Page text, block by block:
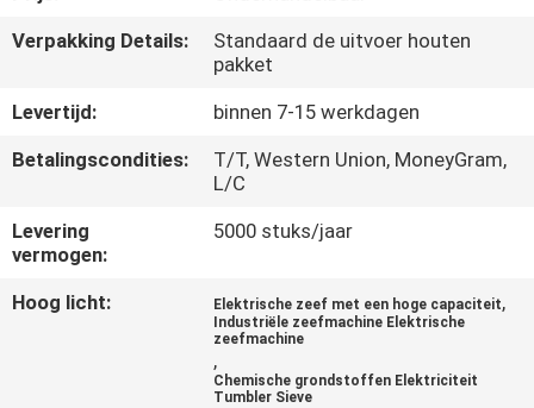
CONTACTEER
ONS
OM EEN
CITAAT
Verpakking Details:
Standaard de uitvoer houten
pakket
Levertijd:
binnen 7-15 werkdagen
Betalingscondities:
T/T, Western Union, MoneyGram,
L/C
Levering
vermogen:
5000 stuks/jaar
Hoog licht: Elektrische zeef met een hoge capaciteit,
Industriële zeefmachine Elektrische
zeefmachine
,
Chemische grondstoffen Elektriciteit
Tumbler Sieve